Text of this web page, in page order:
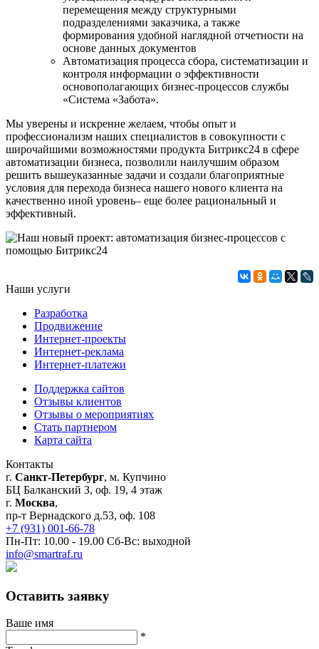
перемещения между структурными
подразделениями заказчика, а также
формирования удобной наглядной отчетности на
основе данных документов
Автоматизация процесса сбора, систематизации и
контроля информации о эффективности
основополагающих бизнес-процессов службы
«Система «Забота».
Мы уверены и искренне желаем, чтобы опыт и
профессионализм наших специалистов в совокупности с
широчайшими возможностями продукта Битрикс24 в сфере
автоматизации бизнеса, позволили наилучшим образом
решить вышеуказанные задачи и создали благоприятные
условия для перехода бизнеса нашего нового клиента на
качественно иной уровень– еще более рациональный и
эффективный.
Наши услуги
Разработка
Продвижение
Интернет-проекты
Интернет-реклама
Интернет-платежи
Поддержка сайтов
Отзывы клиентов
Отзывы о мероприятиях
Стать партнером
Карта сайта
Контакты
г. Санкт-Петербург, м. Купчино
БЦ Балканский З, оф. 19, 4 этаж
г. Москва,
пр-т Вернадского д.53, оф. 108
+7 (931) 001-66-78
Пн-Пт: 10.00 - 19.00 Сб-Вс: выходной
info@smartraf.ru
Оставить заявку
Ваше имя
*